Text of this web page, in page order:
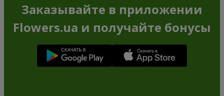
Заказывайте в приложении
Flowers.ua и получайте бонусы